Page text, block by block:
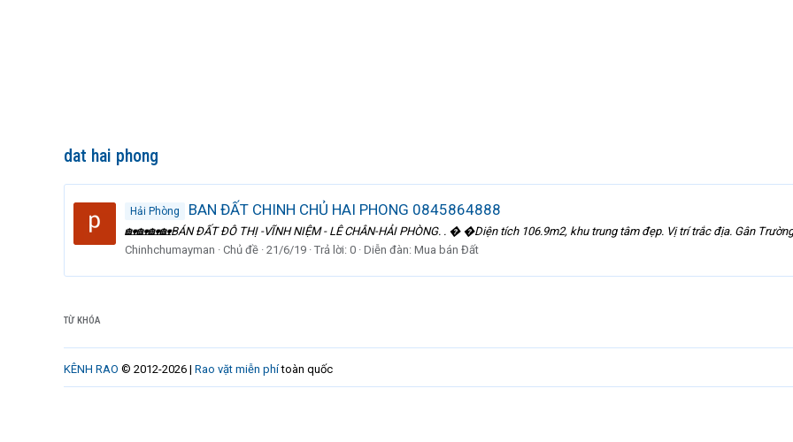
dat hai phong
Hải Phòng BAN ĐẤT CHINH CHỦ HAI PHONG 0845864888
🏡🏡🏡🏡BÁN ĐẤT ĐÔ THỊ -VĨNH NIỆM - LÊ CHÂN-HẢI PHÒNG. . � �Diện tích 106.9m2, khu trung tâm đẹp. Vị trí trắc địa. Gân
Chinhchumayman
Chủ đề 21/6/19 Trả lời: 0 Diễn đàn: Mua bán Đất
TỪ KHÓA
KÊNH RAO © 2012-2026 | Rao vặt miễn phítoàn quốc